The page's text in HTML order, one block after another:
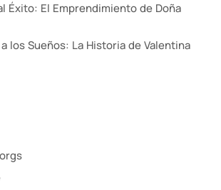
Éxito: El Emprendimiento de Doña
los Sueños: La Historia de Valentina